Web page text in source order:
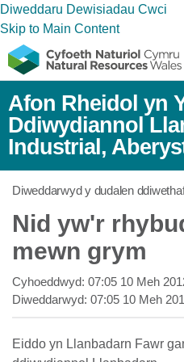
Diweddaru Dewisiadau Cwci
Skip to Main Content
Afon Rheidol yn
Ddiwydiannol
Industrial,
Diweddarwyd y dudalen
Nid yw'r
mewn grym
Cyhoeddwyd: 07:05 10 Meh
Diweddarwyd: 07:05 10 Meh
Eiddo yn Llanbadarn Fawr